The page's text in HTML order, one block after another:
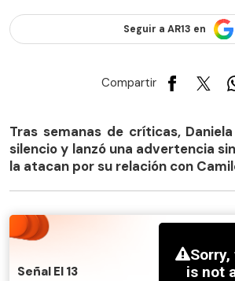
Seguir a AR13 en
Compartir
Tras semanas de críticas,
silencio y lanzó una advertencia
la atacan por su relación con
Señal El 13